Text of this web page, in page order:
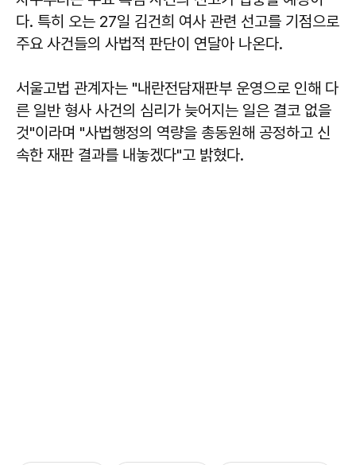
다. 특히 오는 27일 김건희 여사 관련 선고를 기점으로
주요 사건들의 사법적 판단이 연달아 나온다.
서울고법 관계자는 "내란전담재판부 운영으로 인해 다
른 일반 형사 사건의 심리가 늦어지는 일은 결코 없을
것"이라며 "사법행정의 역량을 총동원해 공정하고 신
속한 재판 결과를 내놓겠다"고 밝혔다.